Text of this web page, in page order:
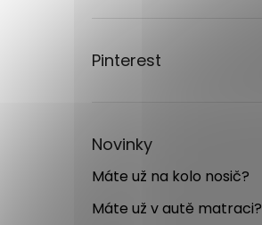
Pinterest
Novinky
Máte už na kolo nosič?
Máte už v autě matraci?